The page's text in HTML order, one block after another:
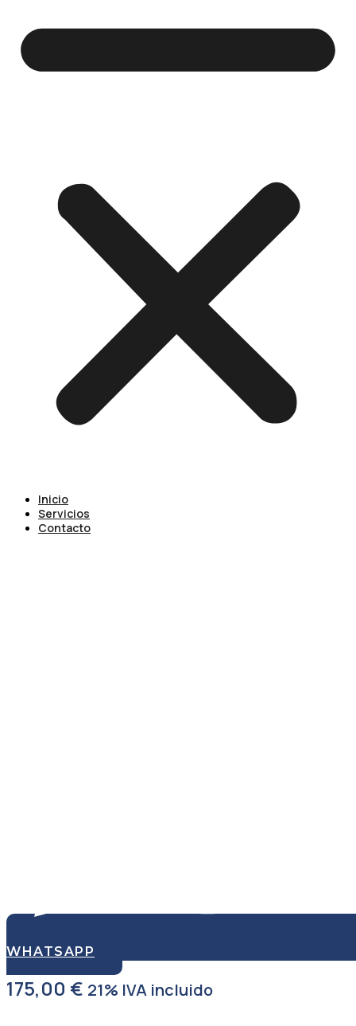
Inicio
Servicios
Contacto
WHATSAPP
175,00 € 21% IVA incluido